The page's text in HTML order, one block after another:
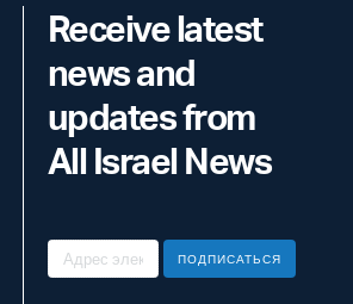
Receive latest
news and
updates from
All Israel News
ПОДПИСАТЬСЯ